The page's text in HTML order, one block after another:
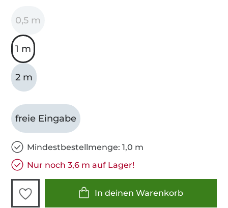
0,5 m
1 m
2 m
freie Eingabe
Mindestbestellmenge: 1,0 m
Nur noch 3,6 m auf Lager!
In deinen Warenkorb